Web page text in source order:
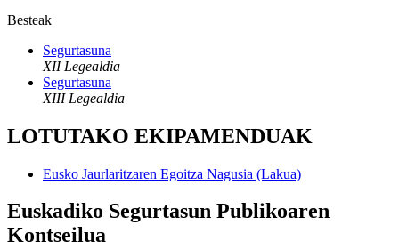
Besteak
Segurtasuna
XII Legealdia
Segurtasuna
XIII Legealdia
LOTUTAKO EKIPAMENDUAK
Eusko Jaurlaritzaren Egoitza Nagusia (Lakua)
Euskadiko Segurtasun Publikoaren
Kontseilua